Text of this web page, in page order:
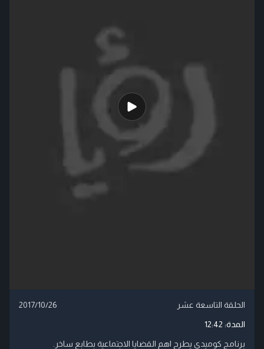
الحلقة التاسعة عشر 2017/10/26
المدة: 12:42
برنامج كوميدي يطرح اهم القضايا الاجتماعية بطابع ساخر.